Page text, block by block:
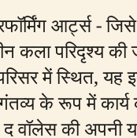
आर्ट्स -
कला परिदृश्य
में स्थित,
के रूप में कार्य
द वॉलेस की